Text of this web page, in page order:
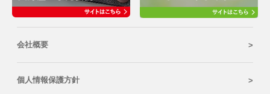
会社概要
個人情報保護方針